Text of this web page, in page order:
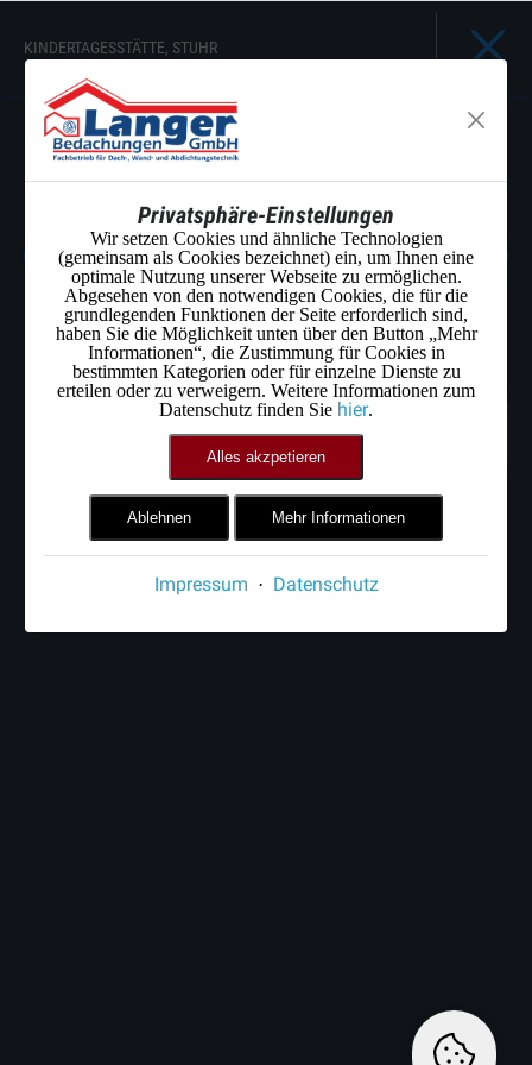
KINDERTAGESSTÄTTE, STUHR
Privatsphäre-Einstellungen
Wir setzen Cookies und ähnliche Technologien
(gemeinsam als Cookies bezeichnet) ein, um Ihnen eine
optimale Nutzung unserer Webseite zu ermöglichen.
Abgesehen von den notwendigen Cookies, die für die
grundlegenden Funktionen der Seite erforderlich sind,
haben Sie die Möglichkeit unten über den Button „Mehr
Informationen“, die Zustimmung für Cookies in
bestimmten Kategorien oder für einzelne Dienste zu
erteilen oder zu verweigern. Weitere Informationen zum
Datenschutz finden Sie hier.
Alles akzpetieren
Ablehnen Mehr Informationen
Impressum · Datenschutz